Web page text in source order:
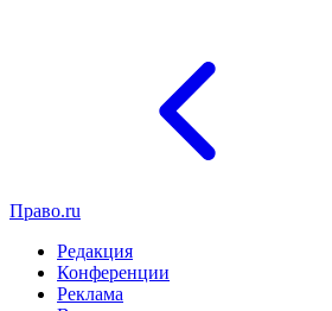
Право.ru
Редакция
Конференции
Реклама